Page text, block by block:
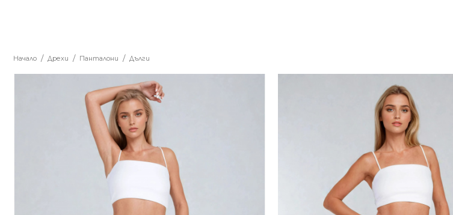
Начало Дрехи Панталони Дълги